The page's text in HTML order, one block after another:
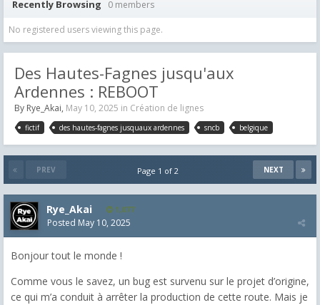
Recently Browsing 0 members
No registered users viewing this page.
Des Hautes-Fagnes jusqu'aux
Ardennes : REBOOT
By Rye_Akai, May 10, 2025 in Création de lignes
fictif des hautes-fagnes jusquaux ardennes sncb belgique
PREV NEXT
Page 1 of 2
Rye_Akai 1,077
Posted May 10, 2025
Bonjour tout le monde !
Comme vous le savez, un bug est survenu sur le projet d’origine,
ce qui m’a conduit à arrêter la production de cette route. Mais je